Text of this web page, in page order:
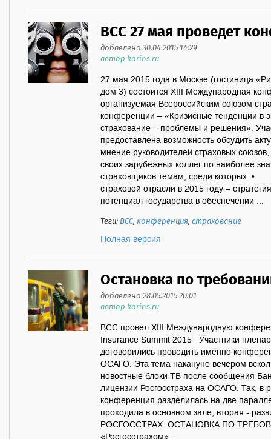
ВСС 27 мая проведет
добавлено 30.04.2015 14:29
автор korins.ru
27 мая 2015 года в Москве (гостиница
дом 3) состоится XIII Международная
организуемая Всероссийским союзом
конференции – «Кризисные тенденции в
страхование – проблемы и решения».
предоставлена возможность обсудить
мнение руководителей страховых
своих зарубежных коллег по наиболее
страховщиков темам, среди которых:
страховой отрасли в 2015 году –
потенциал государства в обеспечении ...
Теги:ВСС,конференция,страхование
Полная версия
Остановка по
добавлено 28.05.2015 20:01
автор korins.ru
ВСС провел XIII Международную
Insurance Summit 2015 Участники
договорились проводить именно
ОСАГО. Эта тема накануне вечером
новостные блоки ТВ после сообщения
лицензии Росгосстраха на ОСАГО. Так, в
конференция разделилась на две
проходила в основном зале, вторая -
РОСГОССТРАХ: ОСТАНОВКА ПО